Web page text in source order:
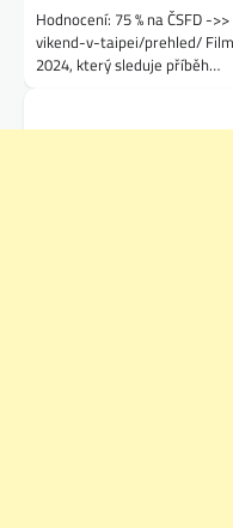
Hodnocení: 75 % na ČSFD -
vikend-v-taipei/prehled/ Film
2024, který sleduje příběh…